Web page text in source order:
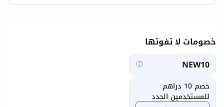
خصومات لا تفوتها
NEW10
خصم 10 دراهم
للمستخدمين الجدد